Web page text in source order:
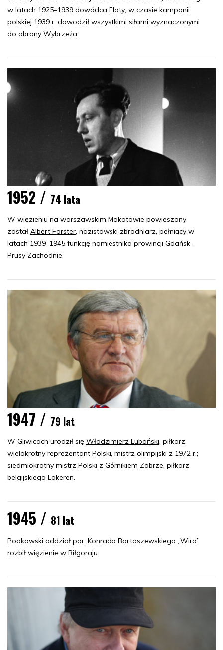
w latach 1925–1939 dowódca Floty; w czasie kampanii
polskiej 1939 r. dowodził wszystkimi siłami wyznaczonymi
do obrony Wybrzeża.
1952 / 74 lata
W więzieniu na warszawskim Mokotowie powieszony
został Albert Forster, nazistowski zbrodniarz, pełniący w
latach 1939–1945 funkcję namiestnika prowincji Gdańsk-
Prusy Zachodnie.
1947 / 79 lat
W Gliwicach urodził się Włodzimierz Lubański, piłkarz,
wielokrotny reprezentant Polski, mistrz olimpijski z 1972 r.;
siedmiokrotny mistrz Polski z Górnikiem Zabrze, piłkarz
belgijskiego Lokeren.
1945 / 81 lat
Poakowski oddział por. Konrada Bartoszewskiego „Wira”
rozbił więzienie w Biłgoraju.